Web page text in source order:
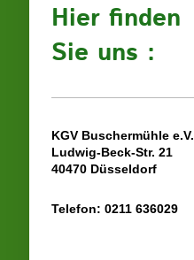
Hier finden
Sie uns :
KGV Buschermühle e.V.
Ludwig-Beck-Str. 21
40470 Düsseldorf
Telefon: 0211 636029